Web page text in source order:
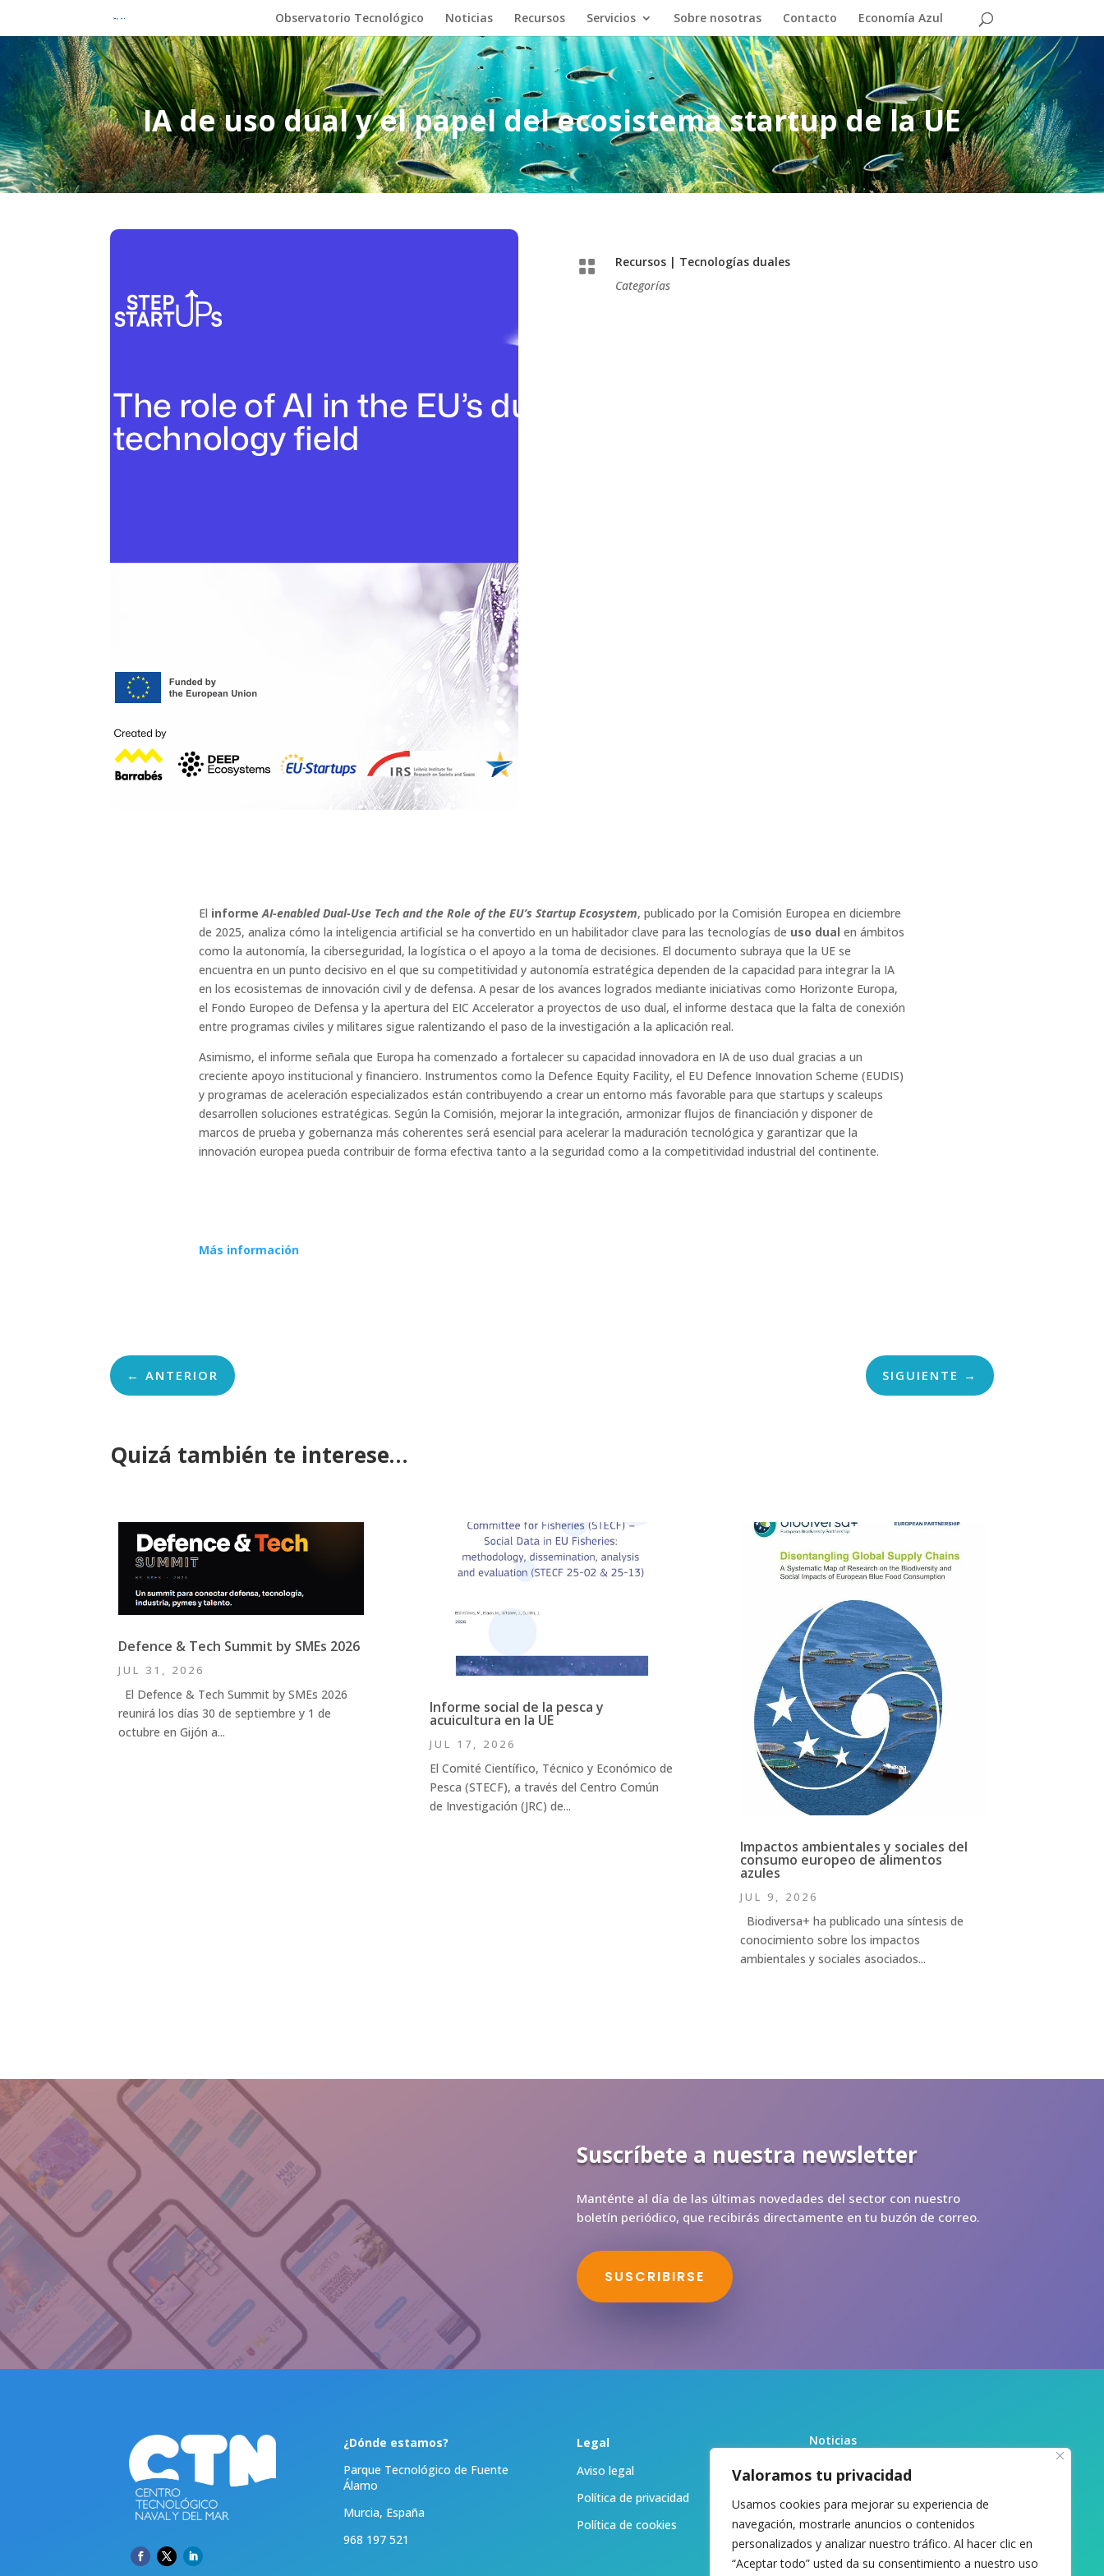
Valoramos tu privacidad
Usamos cookies para mejorar su experiencia de
navegación, mostrarle anuncios o contenidos
personalizados y analizar nuestro tráfico. Al hacer clic en
“Aceptar todo” usted da su consentimiento a nuestro uso
Observatorio Tecnológico Noticias Recursos Servicios Sobre nosotras Contacto Economía Azul
IA de uso dual y el papel del ecosistema startup de la UE
 Recursos| Tecnologías duales
Categorías
El informe AI-enabled Dual-Use Tech and the Role of the EU’s Startup Ecosystem, publicado por la Comisión Europea en diciembre
de 2025, analiza cómo la inteligencia artificial se ha convertido en un habilitador clave para las tecnologías de uso dual en ámbitos
como la autonomía, la ciberseguridad, la logística o el apoyo a la toma de decisiones. El documento subraya que la UE se
encuentra en un punto decisivo en el que su competitividad y autonomía estratégica dependen de la capacidad para integrar la IA
en los ecosistemas de innovación civil y de defensa. A pesar de los avances logrados mediante iniciativas como Horizonte Europa,
el Fondo Europeo de Defensa y la apertura del EIC Accelerator a proyectos de uso dual, el informe destaca que la falta de conexión
entre programas civiles y militares sigue ralentizando el paso de la investigación a la aplicación real.
Asimismo, el informe señala que Europa ha comenzado a fortalecer su capacidad innovadora en IA de uso dual gracias a un
creciente apoyo institucional y financiero. Instrumentos como la Defence Equity Facility, el EU Defence Innovation Scheme (EUDIS)
y programas de aceleración especializados están contribuyendo a crear un entorno más favorable para que startups y scaleups
desarrollen soluciones estratégicas. Según la Comisión, mejorar la integración, armonizar flujos de financiación y disponer de
marcos de prueba y gobernanza más coherentes será esencial para acelerar la maduración tecnológica y garantizar que la
innovación europea pueda contribuir de forma efectiva tanto a la seguridad como a la competitividad industrial del continente.
Más información
←ANTERIOR SIGUIENTE →
Quizá también te interese…
Defence & Tech Summit by SMEs 2026
JUL 31, 2026
El Defence & Tech Summit by SMEs 2026
reunirá los días 30 de septiembre y 1 de
octubre en Gijón a...
Informe social de la pesca y
acuicultura en la UE
JUL 17, 2026
El Comité Científico, Técnico y Económico de
Pesca (STECF), a través del Centro Común
de Investigación (JRC) de...
Impactos ambientales y sociales del
consumo europeo de alimentos
azules
JUL 9, 2026
Biodiversa+ ha publicado una síntesis de
conocimiento sobre los impactos
ambientales y sociales asociados...
Suscríbete a nuestra newsletter
Manténte al día de las últimas novedades del sector con nuestro
boletín periódico, que recibirás directamente en tu buzón de correo.
SUSCRIBIRSE
¿Dónde estamos?
Parque Tecnológico de Fuente
Álamo
Murcia, España
968 197 521
Legal
Aviso legal
Política de privacidad
Política de cookies
Noticias
Biblioteca
Sobre nosotras
Contacto